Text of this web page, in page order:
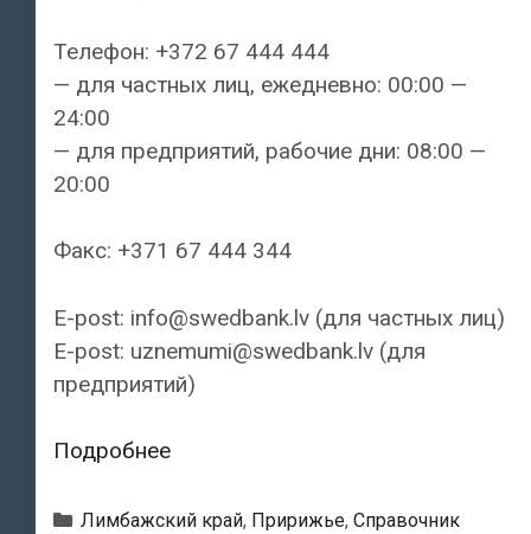
Телефон: +372 67 444 444
— для частных лиц, ежедневно: 00:00 —
24:00
— для предприятий, рабочие дни: 08:00 —
20:00
Факс: +371 67 444 344
E-post: info@swedbank.lv (для частных лиц)
E-post: uznemumi@swedbank.lv (для
предприятий)
ПодробнееSwedbank
Лимбажский
Рубрики
Лимбажский край, Пририжье, Справочник